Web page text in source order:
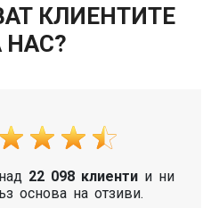
КЛИЕНТИТЕ
НАС?
22 098 клиентии ни
основа на отзиви.